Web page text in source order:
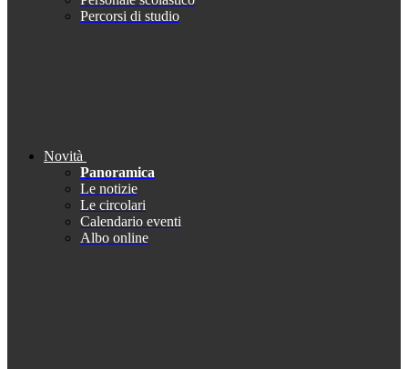
Percorsi di studio
Novità
Panoramica
Le notizie
Le circolari
Calendario eventi
Albo online